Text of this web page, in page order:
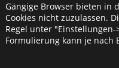
Gängige Browser bieten in
Cookies nicht zuzulassen.
Regel unter
Formulierung kann je nach